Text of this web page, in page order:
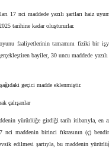
17 nci maddede yazılı şartları haiz
tarihine kadar oluştururlar.
faaliyetlerinin tamamını fiziki bir
bayiler, 30 uncu maddede
geçici madde eklenmiştir.
çalışanlar
yürürlüğe girdiği tarih itibarıyla, en
nci maddenin birinci fıkrasının (ç)
edilmesi şartıyla, bu maddenin